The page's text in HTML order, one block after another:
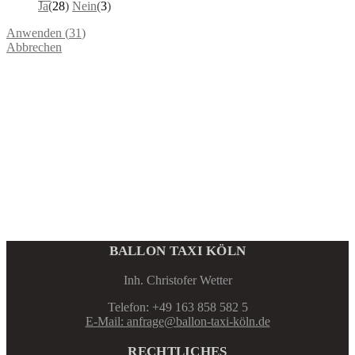
Ja(28) Nein(3)
Anwenden (31)
Abbrechen
BALLON TAXI KÖLN
Inh. Christofer Wetter
Telefon: +49 163 858 582 5
E-Mail: anfrage@ballon-taxi-köln.de
RECHTLICHES